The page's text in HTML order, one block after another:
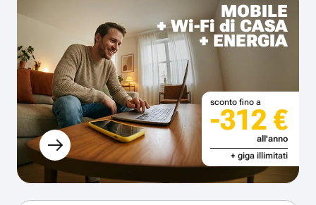
MOBILE
+ Wi-Fi di CASA
+ ENERGIA
sconto fino a
-312 €
all'anno
+ giga illimitati